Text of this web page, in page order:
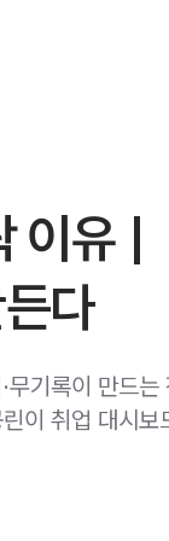
이유 |
다
무기록이 만드는
이 취업 대시보